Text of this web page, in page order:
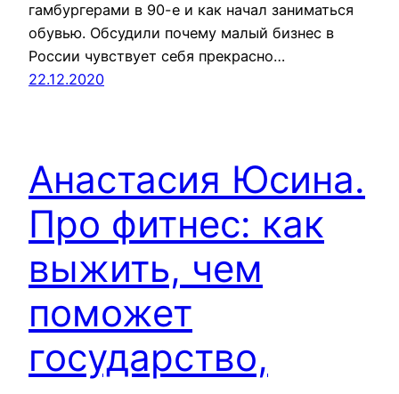
гамбургерами в 90-е и как начал заниматься
обувью. Обсудили почему малый бизнес в
России чувствует себя прекрасно…
22.12.2020
Анастасия Юсина.
Про фитнес: как
выжить, чем
поможет
государство,